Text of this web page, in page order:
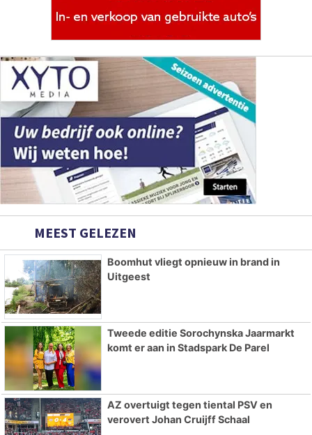
MEEST GELEZEN
Boomhut vliegt opnieuw in brand in
Uitgeest
Tweede editie Sorochynska Jaarmarkt
komt er aan in Stadspark De Parel
AZ overtuigt tegen tiental PSV en
verovert Johan Cruijff Schaal